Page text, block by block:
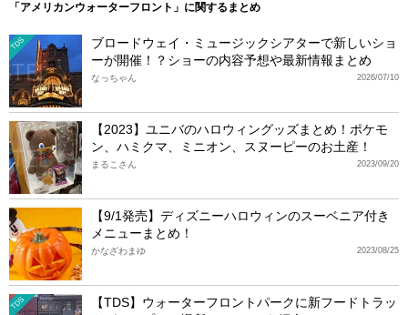
「アメリカンウォーターフロント」に関するまとめ
TDS
ブロードウェイ・ミュージックシアターで新しいショ
ーが開催！？ショーの内容予想や最新情報まとめ
2026/07/10
なっちゃん
【2023】ユニバのハロウィングッズまとめ！ポケモ
ン、ハミクマ、ミニオン、スヌーピーのお土産！
2023/09/20
まるこさん
【9/1発売】ディズニーハロウィンのスーベニア付き
メニューまとめ！
2023/08/25
かなざわまゆ
TDS
【TDS】ウォーターフロントパークに新フードトラッ